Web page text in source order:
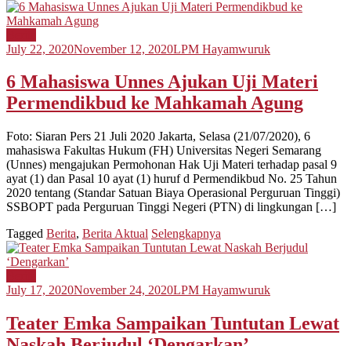
July 22, 2020November 12, 2020LPM Hayamwuruk
6 Mahasiswa Unnes Ajukan Uji Materi
Permendikbud ke Mahkamah Agung
Foto: Siaran Pers 21 Juli 2020 Jakarta, Selasa (21/07/2020), 6
mahasiswa Fakultas Hukum (FH) Universitas Negeri Semarang
(Unnes) mengajukan Permohonan Hak Uji Materi terhadap pasal 9
ayat (1) dan Pasal 10 ayat (1) huruf d Permendikbud No. 25 Tahun
2020 tentang (Standar Satuan Biaya Operasional Perguruan Tinggi)
SSBOPT pada Perguruan Tinggi Negeri (PTN) di lingkungan […]
Tagged Berita, Berita Aktual Selengkapnya
July 17, 2020November 24, 2020LPM Hayamwuruk
Teater Emka Sampaikan Tuntutan Lewat